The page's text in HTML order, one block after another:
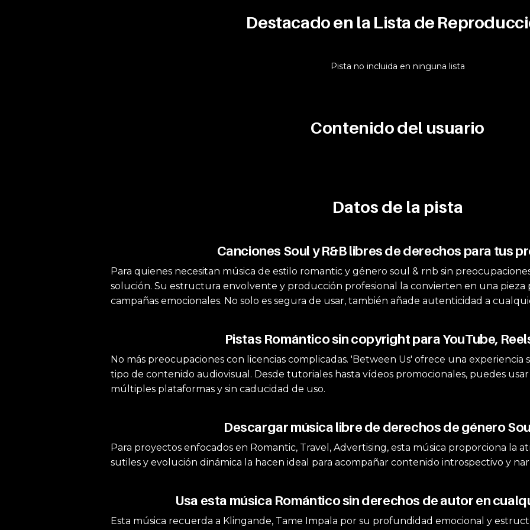
Destacado en la Lista de
Pista no incluida en ninguna lista
Contenido del usuario
Datos de la pista
Canciones Soul y R&B libres de derechos para tus
Para quienes necesitan música de estilo romantic y género soul & rnb sin
solución. Su estructura envolvente y producción profesional la convierten en una pieza
campañas emocionales. No solo es segura de usar, también añade autenticidad a
Pistas Romántico sin copyright para YouTube,
No más preocupaciones con licencias complicadas. 'Between Us' ofrece una
tipo de contenido audiovisual. Desde tutoriales hasta vídeos promocionales, puedes usar
múltiples plataformas y sin caducidad de uso.
Descargar música libre de derechos de género
Para proyectos enfocados en Romantic, Travel, Advertising, esta música proporciona la
sutiles y evolución dinámica la hacen ideal para acompañar contenido introspectivo y
Usa esta música Romántico sin derechos de autor en
Esta música recuerda a Klingande, Tame Impala por su profundidad emocional y